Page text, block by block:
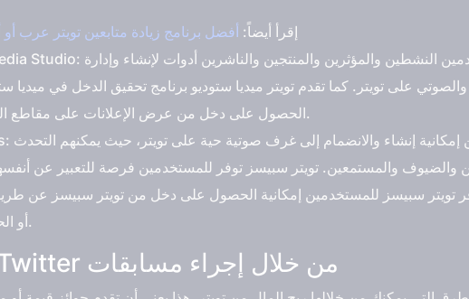
إقرأ أيضاً: أفضل برنامج زيادة متابعين تويتر عرب
على تويتر. كما تقدم تويتر ميديا ستوديو برنامج تحقيق الدخل في ميديا
الحصول على دخل من عرض الإعلانات على مقاطع الفيديو التي ينشرونها على تويتر.
والضيوف والمستمعين. تويتر سبيسز توفر للمستخدمين فرصة للتعبير عن
تويتر سبيسز للمستخدمين إمكانية الحصول على دخل من تويتر سبيسز عن طريق
أو الحصول على نسبة من المبيعات.
ربح المال من تويتر Twitter من خلال إجراء مسابقات